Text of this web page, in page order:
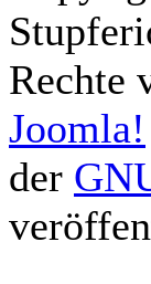
Rechte
Joomla!
der